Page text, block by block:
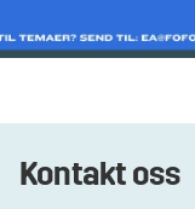
Kontakt oss